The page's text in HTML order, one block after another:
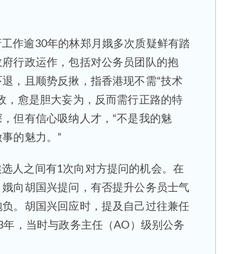
作逾30年的林郑月娥多次质疑鲜有踏
行政运作，包括对公务员团队的抱
，且顺势反揪，指香港现不需“技术
，愈是胆大妄为，反而需行正路的特
但有信心吸纳人才，“不是我的魅
的魅力。”
人之间有1次向对方提问的机会。在
向胡国兴提问，有否提升公务员士气
。胡国兴回应时，提及自己过往兼任
，当时与政务主任（AO）级别公务